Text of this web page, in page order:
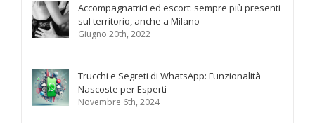
Accompagnatrici ed escort: sempre più presenti
sul territorio, anche a Milano
Giugno 20th, 2022
Trucchi e Segreti di WhatsApp: Funzionalità
Nascoste per Esperti
Novembre 6th, 2024